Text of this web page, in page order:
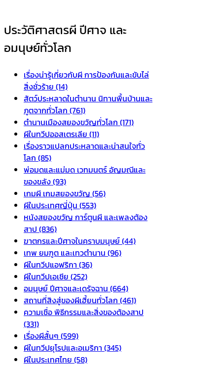
ประวัติศาสตรผี ปีศาจ และ
อมนุษย์ทั่วโลก
เรื่องน่ารู้เกี่ยวกับผี การป้องกันและขับไล่
สิ่งชั่วร้าย (14)
สัตว์ประหลาดในตำนาน นิทานพื้นบ้านและ
ภูตจากทั่วโลก (761)
ตำนานเมืองสยองขวัญทั่วโลก (171)
ผีในทวีปออสเตรเลีย (11)
เรื่องราวแปลกประหลาดและน่าสนใจทั่ว
โลก (85)
พ่อมดและแม่มด เวทมนตร์ อัญมณีและ
ของขลัง (93)
เกมผี เกมสยองขวัญ (56)
ผีในประเทศญี่ปุ่น (553)
หนังสยองขวัญ การ์ตูนผี และเพลงต้อง
สาป (836)
ฆาตกรและปีศาจในคราบมนุษย์ (44)
เทพ ยมฑูต และเทวตำนาน (96)
ผีในทวีปแอฟริกา (36)
ผีในทวีปเอเชีย (252)
อมนุษย์ ปีศาจและเดรัจฉาน (664)
สถานที่สิงสู่ของผีเฮี้ยนทั่วโลก (461)
ความเชื่อ พิธีกรรมและสิ่งของต้องสาป
(331)
เรื่องผีสั้นๆ (599)
ผีในทวีปยุโรปและอเมริกา (345)
ผีในประเทศไทย (58)